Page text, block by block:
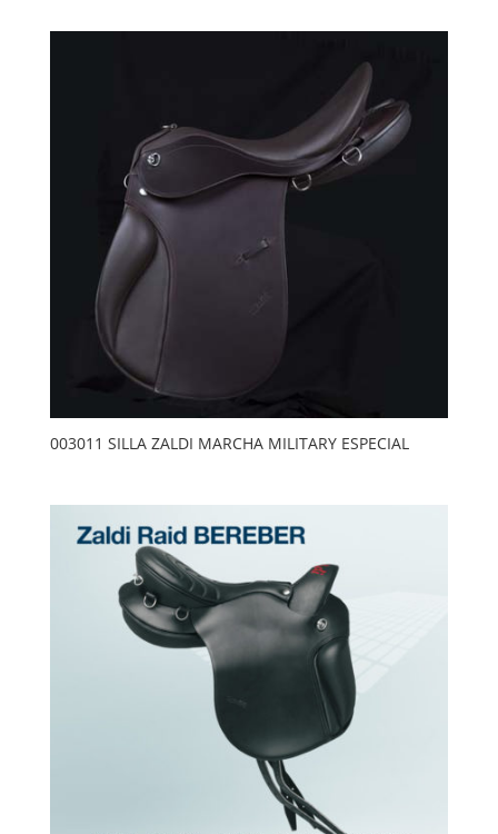
003011 SILLA ZALDI MARCHA MILITARY ESPECIAL